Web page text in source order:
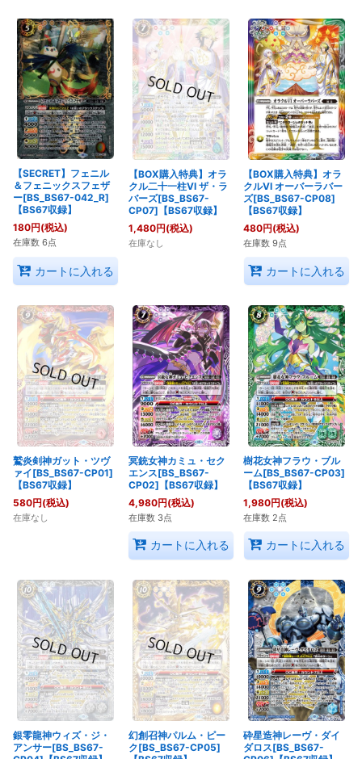
【SECRET】フェニル
＆フェニックスフェザ
ー[BS_BS67-042_R]
【BS67収録】
180円(税込)
在庫数 6点
カートに入れる
【BOX購入特典】オラ
クル二十一柱VI ザ・ラ
バーズ[BS_BS67-
CP07]【BS67収録】
1,480円(税込)
在庫なし
【BOX購入特典】オラ
クルVI オーバーラバー
ズ[BS_BS67-CP08]
【BS67収録】
480円(税込)
在庫数 9点
カートに入れる
鷲炎剣神ガット・ツヴ
ァイ[BS_BS67-CP01]
【BS67収録】
580円(税込)
在庫なし
冥銃女神カミュ・セク
エンス[BS_BS67-
CP02]【BS67収録】
4,980円(税込)
在庫数 3点
カートに入れる
樹花女神フラウ・ブル
ーム[BS_BS67-CP03]
【BS67収録】
1,980円(税込)
在庫数 2点
カートに入れる
銀零龍神ウィズ・ジ・
アンサー[BS_BS67-
幻創召神パルム・ピー
ク[BS_BS67-CP05]
砕星造神レーヴ・ダイ
ダロス[BS_BS67-